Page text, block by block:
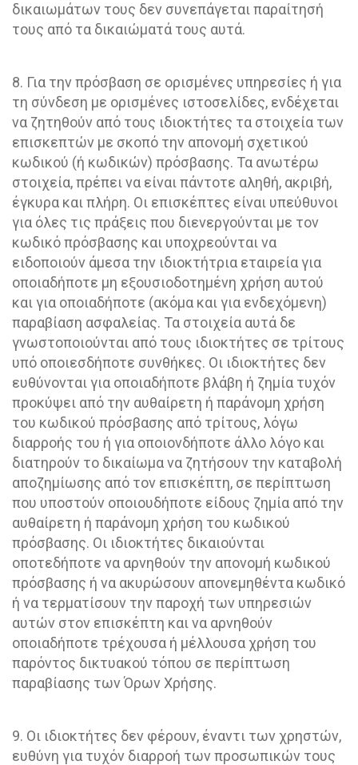
δικαιωμάτων τους δεν συνεπάγεται παραίτησή
τους από τα δικαιώματά τους αυτά.
8. Για την πρόσβαση σε ορισμένες υπηρεσίες ή για
τη σύνδεση με ορισμένες ιστοσελίδες, ενδέχεται
να ζητηθούν από τους ιδιοκτήτες τα στοιχεία των
επισκεπτών με σκοπό την απονομή σχετικού
κωδικού (ή κωδικών) πρόσβασης. Τα ανωτέρω
στοιχεία, πρέπει να είναι πάντοτε αληθή, ακριβή,
έγκυρα και πλήρη. Οι επισκέπτες είναι υπεύθυνοι
για όλες τις πράξεις που διενεργούνται με τον
κωδικό πρόσβασης και υποχρεούνται να
ειδοποιούν άμεσα την ιδιοκτήτρια εταιρεία για
οποιαδήποτε μη εξουσιοδοτημένη χρήση αυτού
και για οποιαδήποτε (ακόμα και για ενδεχόμενη)
παραβίαση ασφαλείας. Τα στοιχεία αυτά δε
γνωστοποιούνται από τους ιδιοκτήτες σε τρίτους
υπό οποιεσδήποτε συνθήκες. Οι ιδιοκτήτες δεν
ευθύνονται για οποιαδήποτε βλάβη ή ζημία τυχόν
προκύψει από την αυθαίρετη ή παράνομη χρήση
του κωδικού πρόσβασης από τρίτους, λόγω
διαρροής του ή για οποιονδήποτε άλλο λόγο και
διατηρούν το δικαίωμα να ζητήσουν την καταβολή
αποζημίωσης από τον επισκέπτη, σε περίπτωση
που υποστούν οποιουδήποτε είδους ζημία από την
αυθαίρετη ή παράνομη χρήση του κωδικού
πρόσβασης. Οι ιδιοκτήτες δικαιούνται
οποτεδήποτε να αρνηθούν την απονομή κωδικού
πρόσβασης ή να ακυρώσουν απονεμηθέντα κωδικό
ή να τερματίσουν την παροχή των υπηρεσιών
αυτών στον επισκέπτη και να αρνηθούν
οποιαδήποτε τρέχουσα ή μέλλουσα χρήση του
παρόντος δικτυακού τόπου σε περίπτωση
παραβίασης των Όρων Χρήσης.
9. Οι ιδιοκτήτες δεν φέρουν, έναντι των χρηστών,
ευθύνη για τυχόν διαρροή των προσωπικών τους